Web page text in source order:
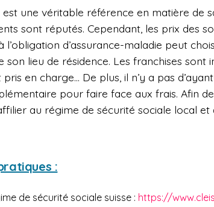
est une véritable référence en matière de
sont réputés. Cependant, les prix des
l’obligation d’assurance-maladie peut
son lieu de résidence. Les franchises sont
en charge… De plus, il n’y a pas
pour faire face aux frais. Afin
au régime de sécurité sociale local et
:
de sécurité sociale suisse : https://